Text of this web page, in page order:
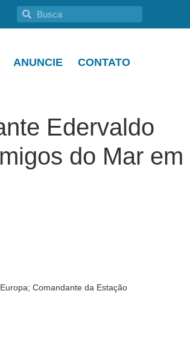
ANUNCIE CONTATO
Edervaldo
do Mar em
Comandante da Estação